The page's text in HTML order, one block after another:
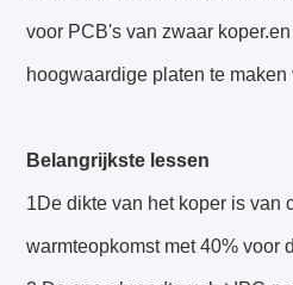
voor PCB's van zwaar
hoogwaardige platen te
Belangrijkste lessen
1De dikte van het koper is van
warmteopkomst met 40% voor